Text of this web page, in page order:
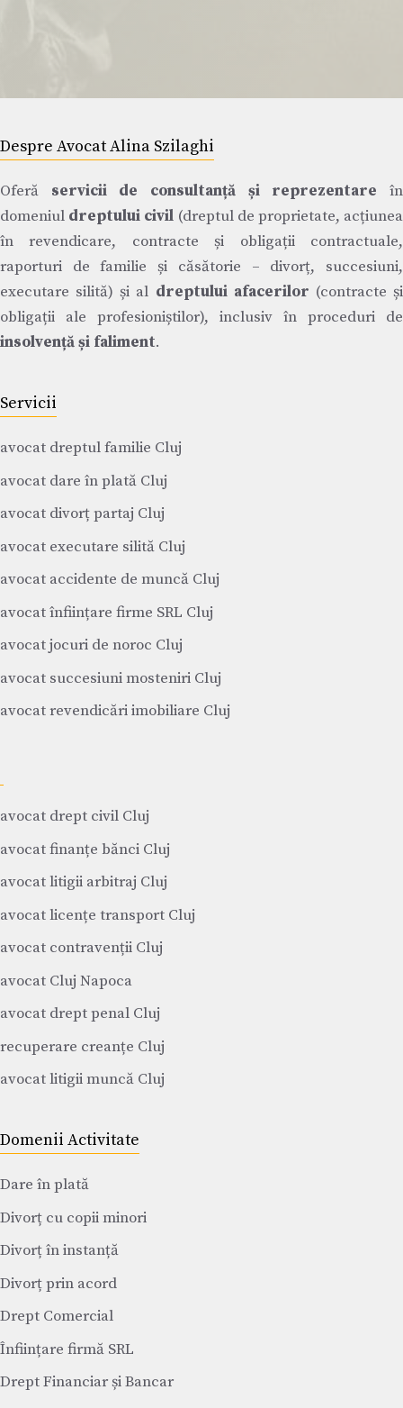
Despre Avocat Alina Szilaghi
Oferă servicii de consultanță și reprezentare în
domeniul dreptului civil (dreptul de proprietate, acțiunea
în revendicare, contracte și obligații contractuale,
raporturi de familie și căsătorie – divorț, succesiuni,
executare silită) și al dreptului afacerilor (contracte și
obligații ale profesioniștilor), inclusiv în proceduri de
insolvență și faliment.
Servicii
avocat dreptul familie Cluj
avocat dare în plată Cluj
avocat divorț partaj Cluj
avocat executare silită Cluj
avocat accidente de muncă Cluj
avocat înființare firme SRL Cluj
avocat jocuri de noroc Cluj
avocat succesiuni mosteniri Cluj
avocat revendicări imobiliare Cluj
avocat drept civil Cluj
avocat finanțe bănci Cluj
avocat litigii arbitraj Cluj
avocat licențe transport Cluj
avocat contravenții Cluj
avocat Cluj Napoca
avocat drept penal Cluj
recuperare creanțe Cluj
avocat litigii muncă Cluj
Domenii Activitate
Dare în plată
Divorț cu copii minori
Divorț în instanță
Divorț prin acord
Drept Comercial
Înființare firmă SRL
Drept Financiar și Bancar